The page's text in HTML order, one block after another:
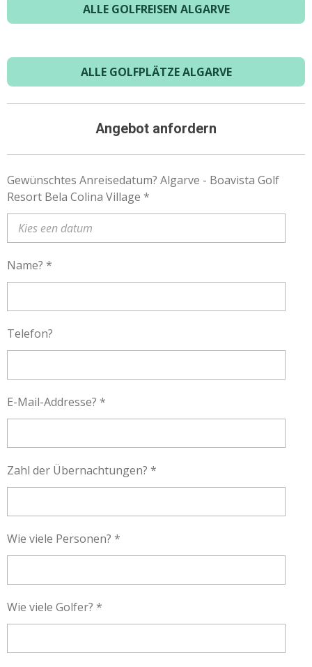
ALLE GOLFREISEN ALGARVE
ALLE GOLFPLÄTZE ALGARVE
Angebot anfordern
Gewünschtes Anreisedatum? Algarve - Boavista Golf
Resort Bela Colina Village *
Name? *
Telefon?
E-Mail-Addresse? *
Zahl der Übernachtungen? *
Wie viele Personen? *
Wie viele Golfer? *